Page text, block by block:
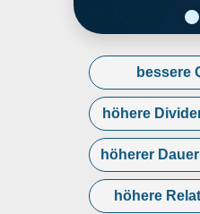
bessere
höhere
höherer
höhere